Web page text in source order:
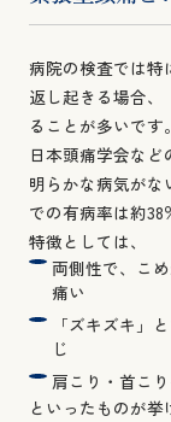
病院の検査では特
返し起きる場合、
ることが多いです。
日本頭痛学会な
明らかな病気が
での有病率は約38
特徴としては、
両側性で、こ
痛い
「ズキズキ」
じ
肩こり・首こ
といったものが挙